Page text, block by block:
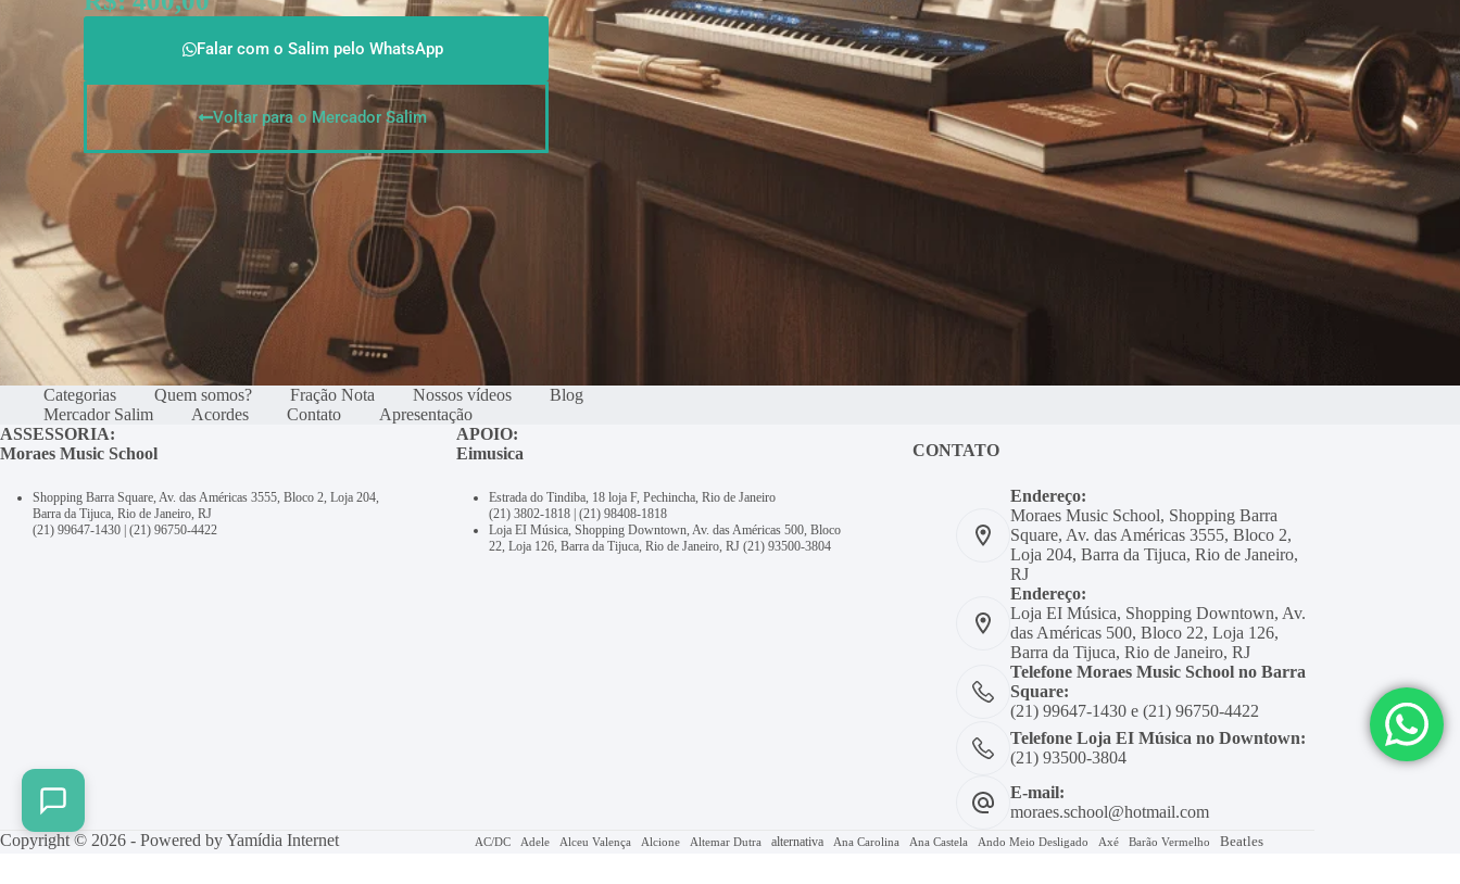
Falar com o Salim pelo WhatsApp
Voltar para o Mercador Salim
Categorias Quem somos? Fração Nota Nossos vídeos
Blog
Mercador Salim
Acordes Contato
Apresentação
ASSESSORIA:
Moraes Music School
Shopping Barra Square, Av. das Américas 3555, Bloco 2, Loja 204,
Barra da Tijuca, Rio de Janeiro, RJ
(21) 99647-1430 (21) 96750-4422
APOIO:
Eimusica
Estrada do Tindiba, 18 loja F, Pechincha, Rio de Janeiro
(21) 3802-1818| (21) 98408-1818
Loja EI Música, Shopping Downtown, Av. das Américas 500, Bloco
22, Loja 126, Barra da Tijuca, Rio de Janeiro, RJ (21) 93500-3804
CONTATO
Endereço:
Moraes Music School, Shopping Barra
Square, Av. das Américas 3555, Bloco 2,
Loja 204, Barra da Tijuca, Rio de Janeiro,
RJ
Endereço:
Loja EI Música, Shopping Downtown, Av.
das Américas 500, Bloco 22, Loja 126,
Barra da Tijuca, Rio de Janeiro, RJ
Telefone Moraes Music School no Barra
Square:
(21) 99647-1430 e (21) 96750-4422
Telefone Loja EI Música no Downtown:
(21) 93500-3804
E-mail:
moraes.school@hotmail.com
Copyright © 2026 - Powered byYamídia Internet AC/DC Adele Alceu Valença Alcione Altemar Dutra alternativa Ana Carolina Ana Castela Ando Meio Desligado Axé Barão Vermelho Beatles